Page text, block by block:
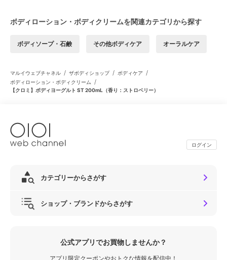
ボディローション・ボディクリームを関連カテゴリから探す
ボディソープ・石鹸 その他ボディケア オーラルケア
マルイウェブチャネル / ザボディショップ/ ボディケア /
ボディローション・ボディクリーム /
【クロミ】ボディヨーグルト ST 200mL（香り：ストロベリー）
ログイン
カテゴリーからさがす
ショップ・ブランドからさがす
公式アプリでお買物しませんか？
アプリ限定クーポンやおトクな情報を配信中！